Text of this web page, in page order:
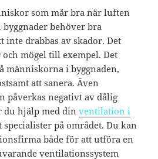
som mår bra när luften
behöver bra
drabbas av skador. Det
mögel till exempel. Det
människorna i byggnaden,
att sanera. Även
påverkas negativt av dålig
du hjälp med dinventilation i
specialister på området. Du kan
både för att utföra en
ventilationssystem